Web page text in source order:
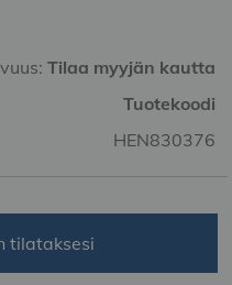
Tilaa myyjän kautta
Tuotekoodi
HEN830376
tilataksesi